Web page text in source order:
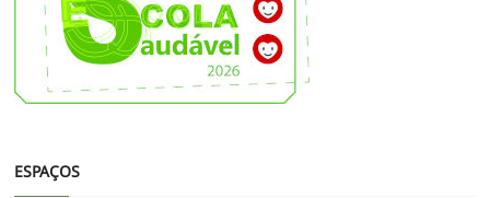
ESPAÇOS